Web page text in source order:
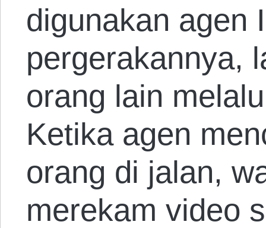
digunakan agen
pergerakannya,
orang lain
Ketika agen
orang di jalan,
merekam video